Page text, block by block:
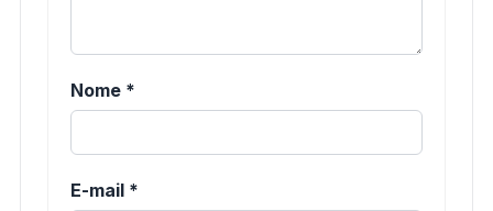
Nome *
E-mail *